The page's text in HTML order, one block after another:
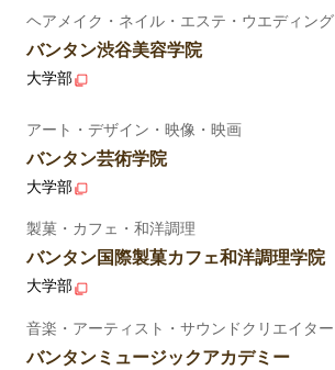
ヘアメイク・ネイル・エステ・ウエディング
バンタン渋谷美容学院
大学部
アート・デザイン・映像・映画
バンタン芸術学院
大学部
製菓・カフェ・和洋調理
バンタン国際製菓カフェ和洋調理学院
大学部
音楽・アーティスト・サウンドクリエイター
バンタンミュージックアカデミー